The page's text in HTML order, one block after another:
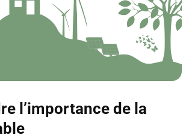
l’importance de la